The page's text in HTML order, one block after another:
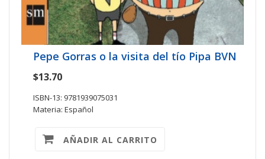
Pepe Gorras o la visita del tío Pipa BVN
$13.70
ISBN-13: 9781939075031
Materia: Español
AÑADIR AL CARRITO